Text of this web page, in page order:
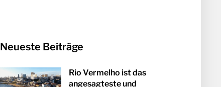
Neueste Beiträge
Rio Vermelho ist das
angesagteste und